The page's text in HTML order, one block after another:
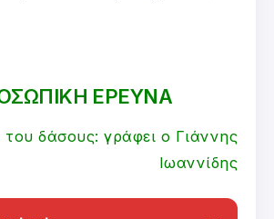
ΕΡΕΥΝΑ
του δάσους: γράφει ο Γιάννης
Ιωαννίδης